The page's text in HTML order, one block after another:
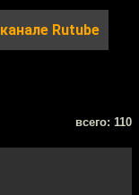
канале Rutube
всего: 110